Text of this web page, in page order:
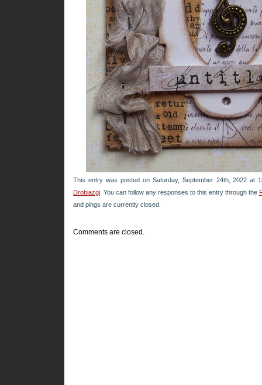
This entry was posted on Saturday, September 24th, 2022 at
Drobiazgi . You can follow any responses to this entry through the
and pings are currently closed.
Comments are closed.